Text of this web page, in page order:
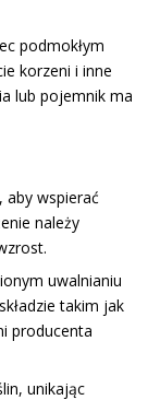
podmokłym
korzeni i inne
lub pojemnik ma
aby wspierać
należy
uwalnianiu
takim jak
producenta
unikając